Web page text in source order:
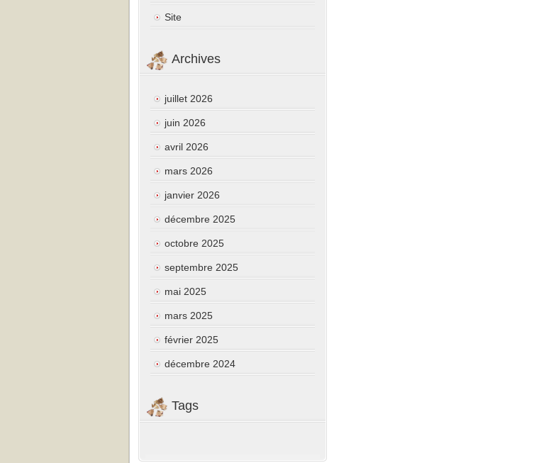
Site
Archives
juillet 2026
juin 2026
avril 2026
mars 2026
janvier 2026
décembre 2025
octobre 2025
septembre 2025
mai 2025
mars 2025
février 2025
décembre 2024
Tags